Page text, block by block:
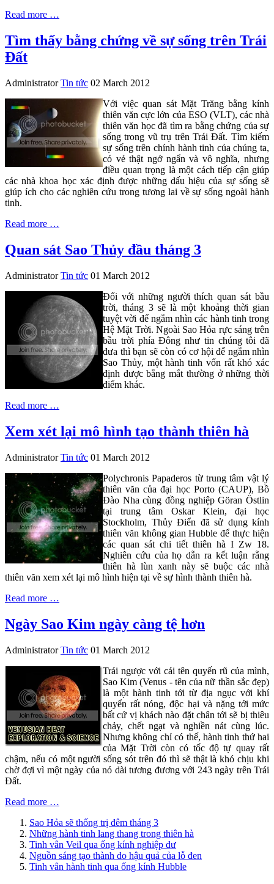
Read more …
Tìm thấy bằng chứng về sự sống trên Trái
Đất
Administrator Tin tức 02 March 2012
Với việc quan sát Mặt Trăng bằng kính
thiên văn cực lớn của ESO (VLT), các nhà
thiên văn học đã tìm ra bằng chứng của sự
sống trong vũ trụ trên Trái Đất. Tìm kiếm
sự sống trên chính hành tinh của chúng ta,
có vẻ thật ngớ ngẩn và vô nghĩa, nhưng
điều quan trọng là một cách tiếp cận giúp
các nhà khoa học xác định được những dấu hiệu của sự sống sẽ
giúp ích cho các nghiên cứu trong tương lai về sự sống ngoài hành
tinh.
Read more …
Quan sát Sao Thủy đầu tháng 3
Administrator Tin tức 01 March 2012
Đối với những người thích quan sát bầu
trời, tháng 3 sẽ là một khoảng thời gian
tuyệt vời để ngắm nhìn các hành tinh trong
Hệ Mặt Trời. Ngoài Sao Hỏa rực sáng trên
bầu trời phía Đông như tin chúng tôi đã
đưa thì bạn sẽ còn có cơ hội để ngắm nhìn
Sao Thủy, một hành tinh vốn rất khó xác
định được bằng mắt thường ở những thời
điểm khác.
Read more …
Xem xét lại mô hình tạo thành thiên hà
Administrator Tin tức 01 March 2012
Polychronis Papaderos từ trung tâm vật lý
thiên văn của đại học Porto (CAUP), Bồ
Đào Nha cùng đồng nghiệp Göran Östlin
tại trung tâm Oskar Klein, đại học
Stockholm, Thủy Điển đã sử dụng kính
thiên văn không gian Hubble để thực hiện
các quan sát chi tiết thiên hà I Zw 18.
Nghiên cứu của họ dẫn ra kết luận rằng
thiên hà lùn xanh này sẽ buộc các nhà
thiên văn xem xét lại mô hình hiện tại về sự hình thành thiên hà.
Read more …
Ngày Sao Kim ngày càng tệ hơn
Administrator Tin tức 01 March 2012
Trái ngược với cái tên quyến rũ của mình,
Sao Kim (Venus - tên của nữ thần sắc đẹp)
là một hành tinh tới từ địa ngục với khí
quyển rất nóng, độc hại và nặng tới mức
bất cứ vị khách nào đặt chân tới sẽ bị thiêu
chảy, chết ngạt và nghiền nát cùng lúc.
Nhưng không chỉ có thế, hành tinh thứ hai
của Mặt Trời còn có tốc độ tự quay rất
chậm, nếu có một người sống sót trên đó thì sẽ thật là khó chịu khi
chờ đợi vì một ngày của nó dài tương đương với 243 ngày trên Trái
Đất.
Read more …
Sao Hỏa sẽ thống trị đêm tháng 3
Những hành tinh lang thang trong thiên hà
Tinh vân Veil qua ống kính nghiệp dư
Nguồn sáng tạo thành do hậu quả của lỗ đen
Tinh vân hành tinh qua ống kính Hubble